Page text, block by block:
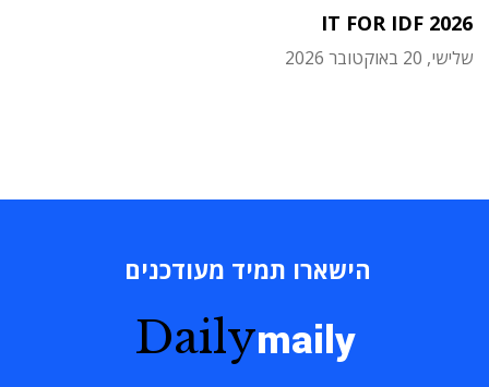
IT FOR IDF 2026
שלישי, 20 באוקטובר 2026
הישארו תמיד מעודכנים
Dailymaily